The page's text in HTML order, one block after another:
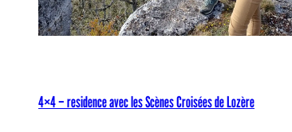
4×4 – residence avec les Scènes Croisées de Lozère